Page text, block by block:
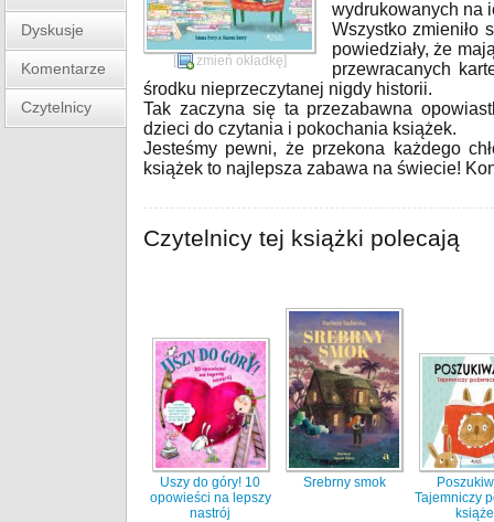
Dyskusje
Komentarze
Czytelnicy
[ zmień okładkę]
wydrukowanych na
Wszystko zmieniło
powiedziały, że
przewracanych
środku nieprzeczytanej nigdy historii.
Tak zaczyna się ta przezabawna
dzieci do czytania i pokochania książek.
Jesteśmy pewni, że przekona każdego
książek to najlepsza zabawa na świecie!
Czytelnicy tej książki polecają
Uszy do góry! 10
opowieści na lepszy
nastrój
Srebrny smok
Tajemniczy